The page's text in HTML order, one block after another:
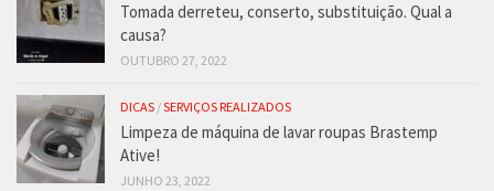
Tomada derreteu, conserto, substituição. Qual a
causa?
OUTUBRO 27, 2022
DICAS /SERVIÇOS REALIZADOS
Limpeza de máquina de lavar roupas Brastemp
Ative!
JUNHO 23, 2022